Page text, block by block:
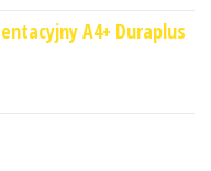
A4+ Duraplus